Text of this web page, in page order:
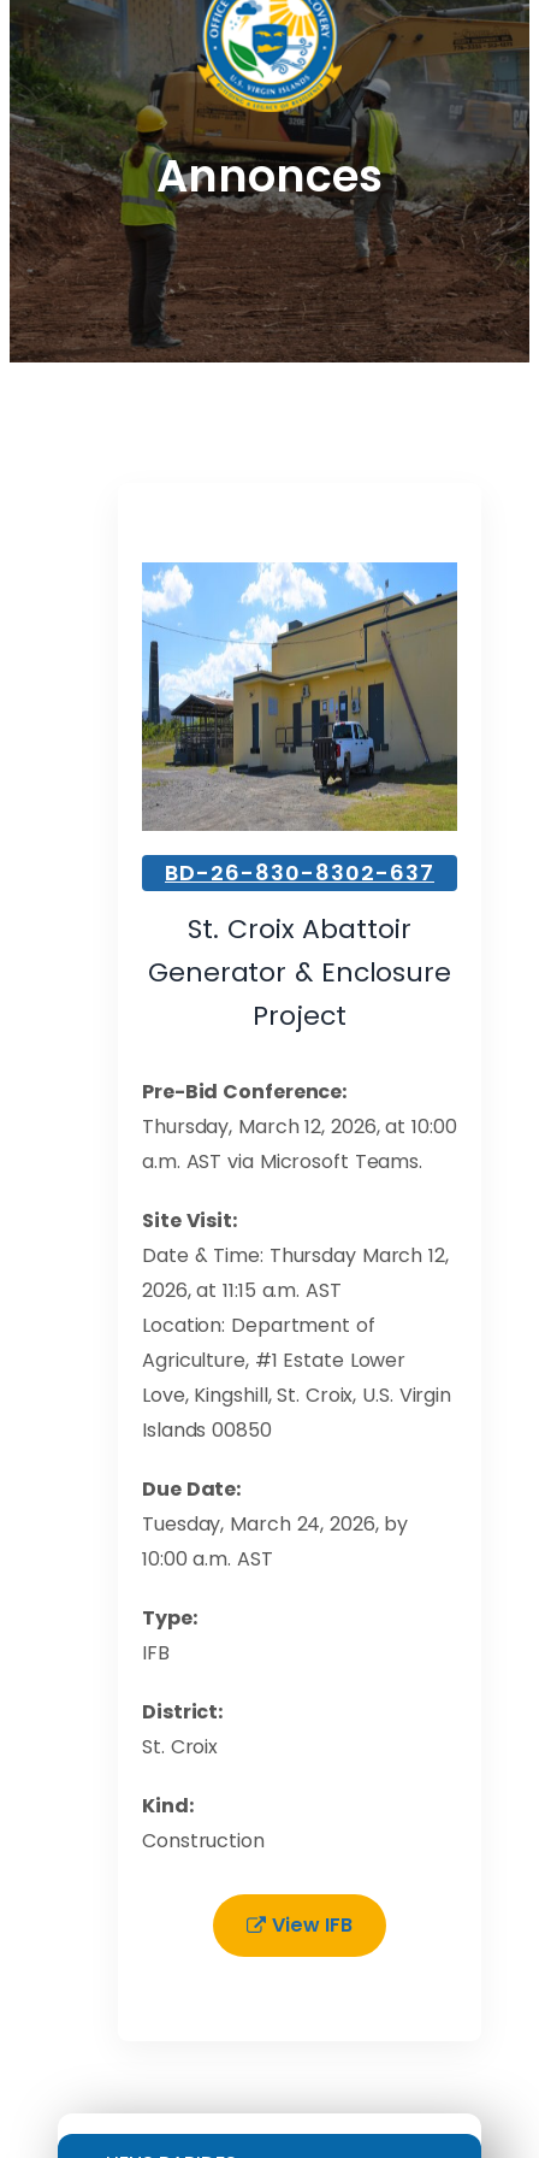
Annonces
BD-26-830-8302-637
St. Croix Abattoir
Generator & Enclosure
Project
Pre-Bid Conference:
Thursday, March 12, 2026, at 10:00
a.m. AST via Microsoft Teams.
Site Visit:
Date & Time: Thursday March 12,
2026, at 11:15 a.m. AST
Location: Department of
Agriculture, #1 Estate Lower
Love, Kingshill, St. Croix, U.S. Virgin
Islands 00850
Due Date:
Tuesday, March 24, 2026, by
10:00 a.m. AST
Type:
IFB
District:
St. Croix
Kind:
Construction
View IFB